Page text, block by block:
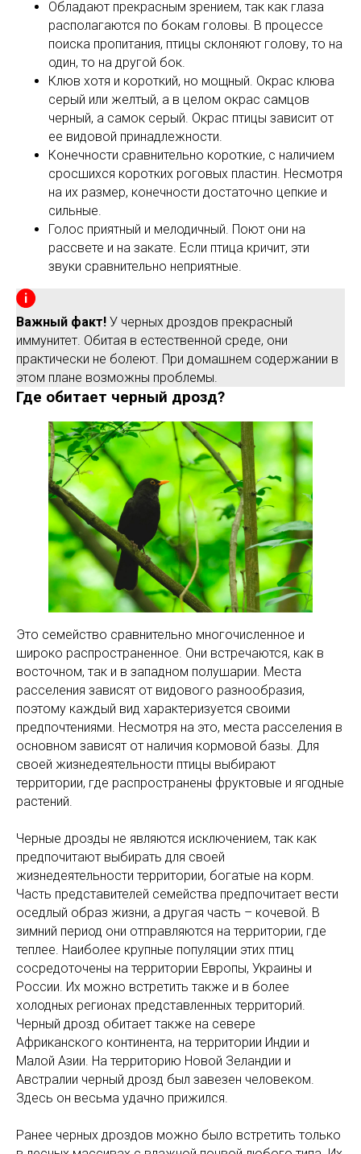
Обладают прекрасным зрением, так как глаза
располагаются по бокам головы. В процессе
поиска пропитания, птицы склоняют голову, то на
один, то на другой бок.
Клюв хотя и короткий, но мощный. Окрас клюва
серый или желтый, а в целом окрас самцов
черный, а самок серый. Окрас птицы зависит от
ее видовой принадлежности.
Конечности сравнительно короткие, с наличием
сросшихся коротких роговых пластин. Несмотря
на их размер, конечности достаточно цепкие и
сильные.
Голос приятный и мелодичный. Поют они на
рассвете и на закате. Если птица кричит, эти
звуки сравнительно неприятные.
Важный факт! У черных дроздов прекрасный
иммунитет. Обитая в естественной среде, они
практически не болеют. При домашнем содержании в
этом плане возможны проблемы.
Где обитает черный дрозд?
Это семейство сравнительно многочисленное и
широко распространенное. Они встречаются, как в
восточном, так и в западном полушарии. Места
расселения зависят от видового разнообразия,
поэтому каждый вид характеризуется своими
предпочтениями. Несмотря на это, места расселения в
основном зависят от наличия кормовой базы. Для
своей жизнедеятельности птицы выбирают
территории, где распространены фруктовые и ягодные
растений.
Черные дрозды не являются исключением, так как
предпочитают выбирать для своей
жизнедеятельности территории, богатые на корм.
Часть представителей семейства предпочитает вести
оседлый образ жизни, а другая часть – кочевой. В
зимний период они отправляются на территории, где
теплее. Наиболее крупные популяции этих птиц
сосредоточены на территории Европы, Украины и
России. Их можно встретить также и в более
холодных регионах представленных территорий.
Черный дрозд обитает также на севере
Африканского континента, на территории Индии и
Малой Азии. На территорию Новой Зеландии и
Австралии черный дрозд был завезен человеком.
Здесь он весьма удачно прижился.
Ранее черных дроздов можно было встретить только